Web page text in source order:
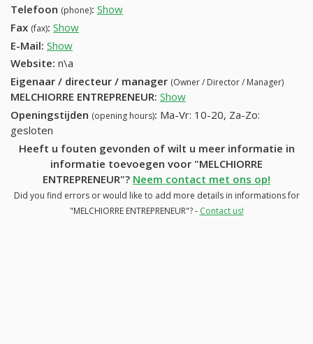
Telefoon (phone): Show
Fax (fax): Show
E-Mail: Show
Website: n\a
Eigenaar / directeur / manager (Owner / Director / Manager)
MELCHIORRE ENTREPRENEUR: Show
Openingstijden (opening hours): Ma-Vr: 10-20, Za-Zo:
gesloten
Heeft u fouten gevonden of wilt u meer informatie in
informatie toevoegen voor "MELCHIORRE
ENTREPRENEUR"? Neem contact met ons op!
Did you find errors or would like to add more details in informations for
"MELCHIORRE ENTREPRENEUR"? - Contact us!